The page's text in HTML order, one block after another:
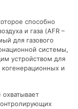
способно
и газа (AFR –
для газового
системы,
устройством для
когенерационных и